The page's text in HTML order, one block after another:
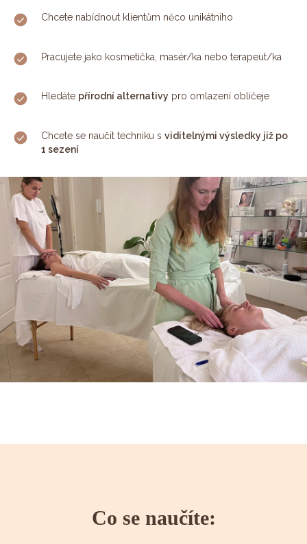
Chcete nabídnout klientům něco unikátního
Pracujete jako kosmetička, masér/ka nebo terapeut/ka
Hledáte přírodní alternativy pro omlazení obličeje
Chcete se naučit techniku s viditelnými výsledky již po
1 sezení
Co se naučíte: